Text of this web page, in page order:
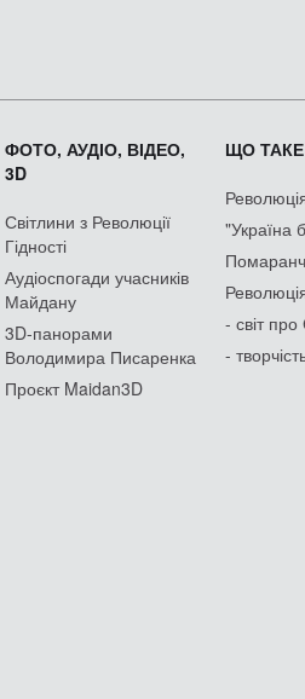
ФОТО, АУДІО, ВІДЕО,
3D
Світлини з Революції
Гідності
Аудіоспогади учасників
Майдану
3D-панорами
Володимира Писаренка
Проєкт Maidan3D
ЩО
"Україна
- світ
-